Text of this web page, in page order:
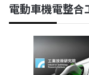
電動車機電整合